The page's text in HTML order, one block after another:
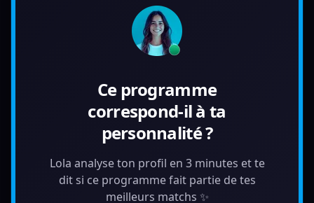
Ce programme
correspond-il à ta
personnalité ?
Lola analyse ton profil en 3 minutes et te
dit si ce programme fait partie de tes
meilleurs matchs ✨